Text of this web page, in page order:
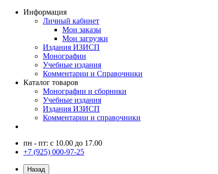
Информация
Личный кабинет
Мои заказы
Мои загрузки
Издания ИЗИСП
Монографии
Учебные издания
Комментарии и Справочники
Каталог товаров
Монографии и сборники
Учебные издания
Издания ИЗИСП
Комментарии и справочники
пн - пт: с 10.00 до 17.00
+7 (925) 000-97-25
Назад